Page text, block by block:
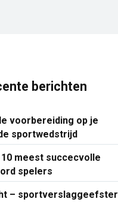
berichten
voorbereiding op je
sportwedstrijd
10 meest succecvolle
spelers
– sportverslaggeefster